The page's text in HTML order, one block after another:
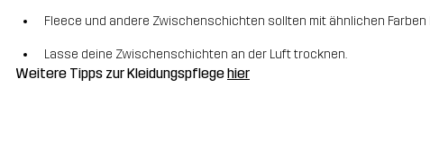
Fleece und andere Zwischenschichten sollten mit ähnlichen
Lasse deine Zwischenschichten an der Luft trocknen.
Weitere Tipps zur Kleidungspflegehier